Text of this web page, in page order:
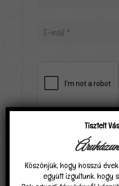
Elfogadom, hogy a
és kezeli adataimat az
nyilatkozatban
Tisztelt
Köszönjük, hogy hosszú
együtt izgultunk, hogy